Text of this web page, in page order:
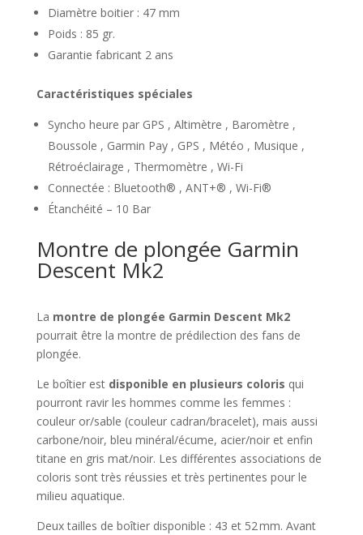
Diamètre boitier : 47 mm
Poids : 85 gr.
Garantie fabricant 2 ans
Caractéristiques spéciales
Syncho heure par GPS , Altimètre , Baromètre ,
Boussole , Garmin Pay , GPS , Météo , Musique ,
Rétroéclairage , Thermomètre , Wi-Fi
Connectée : Bluetooth® , ANT+® , Wi-Fi®
Étanchéité – 10 Bar
Montre de plongée Garmin
Descent Mk2
La montre de plongée Garmin Descent Mk2
pourrait être la montre de prédilection des fans de
plongée.
Le boîtier est disponible en plusieurs coloris qui
pourront ravir les hommes comme les femmes :
couleur or/sable (couleur cadran/bracelet), mais aussi
carbone/noir, bleu minéral/écume, acier/noir et enfin
titane en gris mat/noir. Les différentes associations de
coloris sont très réussies et très pertinentes pour le
milieu aquatique.
Deux tailles de boîtier disponible : 43 et 52 mm. Avant